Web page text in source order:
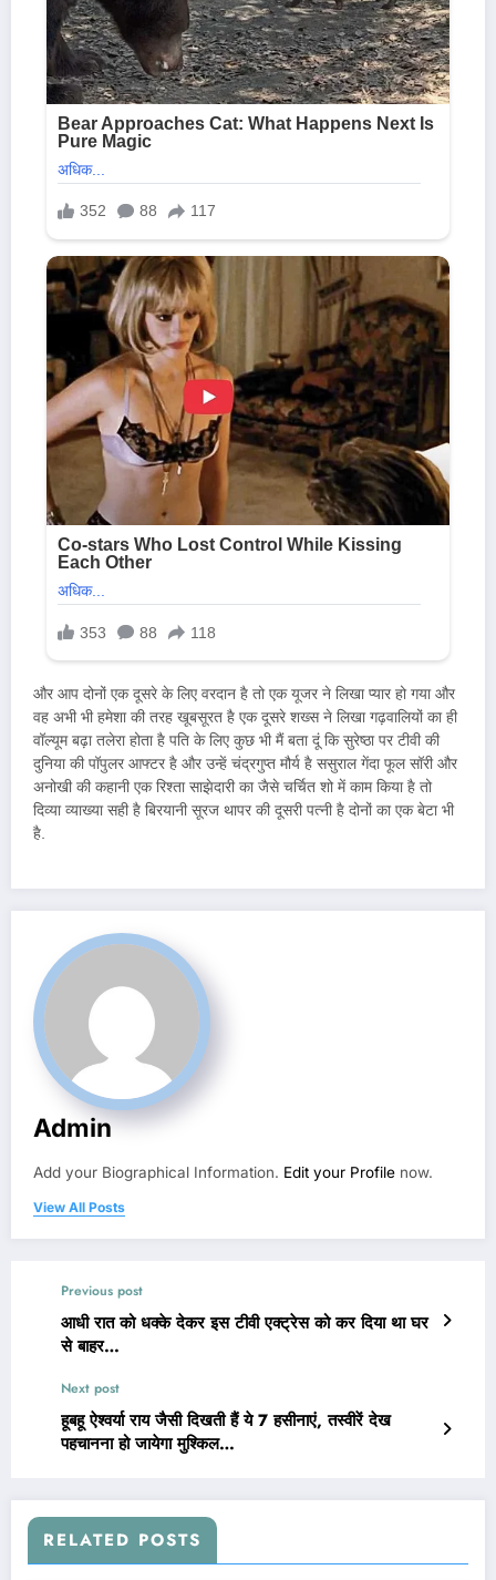
और आप दोनों एक दूसरे के लिए वरदान है तो एक यूजर ने लिखा प्यार हो गया और
वह अभी भी हमेशा की तरह खूबसूरत है एक दूसरे शख्स ने लिखा गढ़वालियों का ही
वॉल्यूम बढ़ा तलेरा होता है पति के लिए कुछ भी मैं बता दूं कि सुरेष्ठा पर टीवी की
दुनिया की पॉपुलर आफ्टर है और उन्हें चंद्रगुप्त मौर्य है ससुराल गेंदा फूल सॉरी और
अनोखी की कहानी एक रिश्ता साझेदारी का जैसे चर्चित शो में काम किया है तो
दिव्या व्याख्या सही है बिरयानी सूरज थापर की दूसरी पत्नी है दोनों का एक बेटा भी
है.
Admin
Add your Biographical Information. Edit your Profile now.
View All Posts
Previous post
आधी रात को धक्के देकर इस टीवी एक्ट्रेस को कर दिया था घर
से बाहर…
Next post
हूबहू ऐश्वर्या राय जैसी दिखती हैं ये 7 हसीनाएं, तस्वीरें देख
पहचानना हो जायेगा मुश्किल…
RELATED POSTS